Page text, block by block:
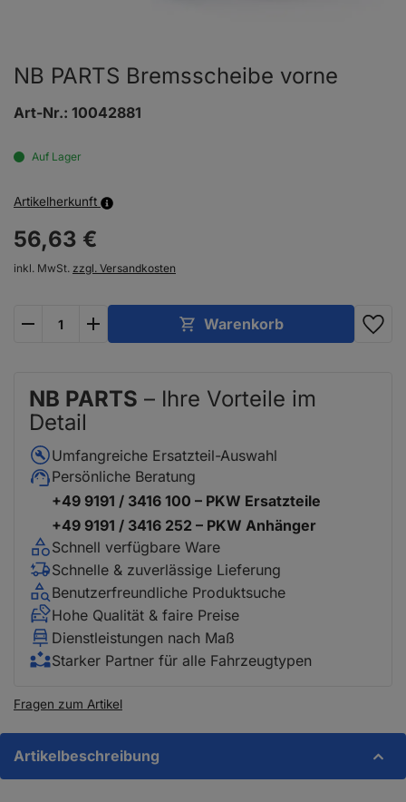
NB PARTS Bremsscheibe vorne
Art-Nr.: 10042881
Auf Lager
Artikelherkunft
56,63 €
inkl. MwSt. zzgl. Versandkosten
Warenkorb
NB PARTS – Ihre Vorteile im
Detail
Umfangreiche Ersatzteil-Auswahl
Persönliche Beratung
+49 9191 / 3416 100 – PKW Ersatzteile
+49 9191 / 3416 252 – PKW Anhänger
Schnell verfügbare Ware
Schnelle & zuverlässige Lieferung
Benutzerfreundliche Produktsuche
Hohe Qualität & faire Preise
Dienstleistungen nach Maß
Starker Partner für alle Fahrzeugtypen
Fragen zum Artikel
Artikelbeschreibung